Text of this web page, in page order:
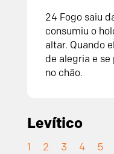
24 Fogo saiu
consumiu o
altar. Quando
de alegria e
no chão.
Levítico
1 2 3 4 5